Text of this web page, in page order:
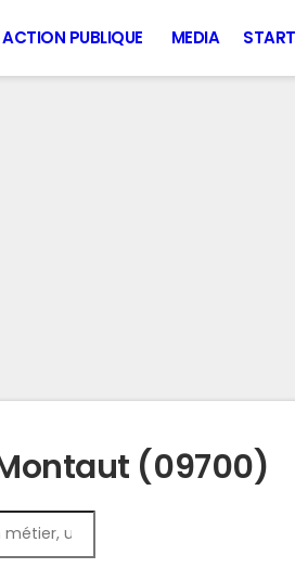
ACTION PUBLIQUE MEDIA
(09700)